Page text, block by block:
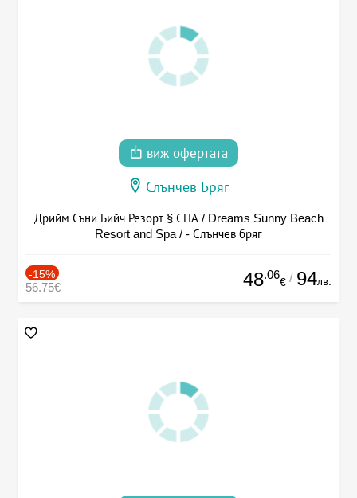
виж офертата
Слънчев Бряг
Дрийм Съни Бийч Резорт § СПА / Dreams Sunny Beach
Resort and Spa / - Слънчев бряг
-15%
56.75€ 48.06
€ / 94лв.